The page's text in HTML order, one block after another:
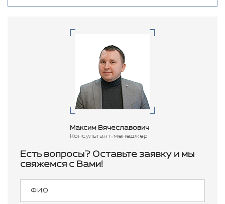
Максим Вячеславович
Консультант-менеджер
Есть вопросы? Оставьте заявку и мы
свяжемся с Вами!